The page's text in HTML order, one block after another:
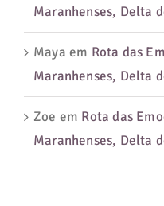
Maranhenses, Delta
Maya em Rota das
Maranhenses, Delta
Zoe em Rota das
Maranhenses, Delta